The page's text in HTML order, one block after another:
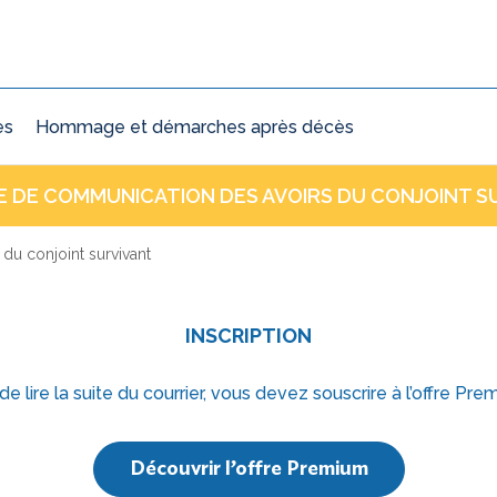
Hommage et démarches après décès
DE COMMUNICATION DES AVOIRS DU CONJOINT
conjoint survivant
INSCRIPTION
lire la suite du courrier, vous devez souscrire à l’offre
Découvrir l’offre Premium